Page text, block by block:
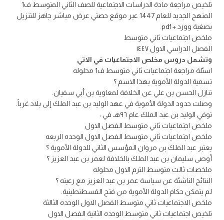
تلخيص مراجعة مادة الدراسات الاجتماعية للصف الثاني المتوسط ف1
المنهج الجديد للعام 1447 عبر موقع حصتي عرض مباشر جاهز للتنزيل
بصغية وورد + pdf
ملخص اجتماعيات ثاني متوسط
الفصل الدراسي الاول ١٤٤٧
وتشمل دروس مخلص الاجتماعيات في الاتي
اسئلة مراجعة اجتماعيات ثاني متوسط ف1 محلوله
تسمية الدولة الأموية بهذا الاسم ؟
تنازل الحسن بن علي عن الخلافة لمعاوية بن أبي سفيان.
وصلت حدود الدولة الأموية في عهد الوليد بن عبد الملك إلى بلاد غرباً.
توفي الوليد بن عبد الملك عام ٩٦هـ في :
ملخص اجتماعيات ثاني متوسط الفصل الاول
ملخص اجتماعيات ثاني متوسط الفصل الاول الوحده الربعه
يعتبر عبد الملك بن مروان المؤسس الثاني للدولة الأموية ؟
أوصى سليمان بن عبد الملك بالخلافة لعمر بن عبد العزيز ؟
ملخصات ثالث متوسط الترم الاول محلوله
النتائج الناشئة عن سياسة عمر بن عبد العزيز مع رعيته ؟
لم يتمكن حكام الدولة الأموية من فتح القسطنطينية.
ملخص الاجتماعيات ثاني متوسط الفصل الاول الوحده الثالثة
تلخيص اجتماعيات ثاني متوسط الوحده الثانية الفصل الاول